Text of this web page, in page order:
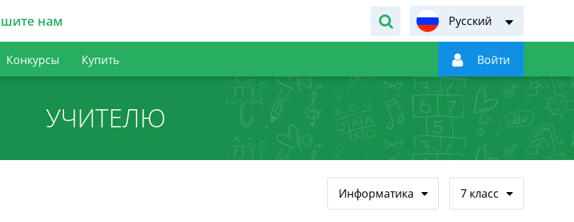
нам Русский
Конкурсы Купить  Войти
УЧИТЕЛЮ
7 класс
Информатика